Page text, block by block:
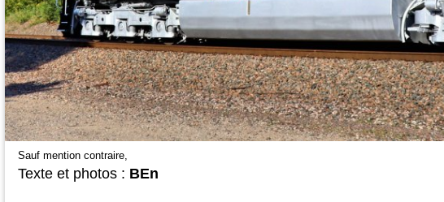
Sauf mention contraire,
Texte et photos : BEn